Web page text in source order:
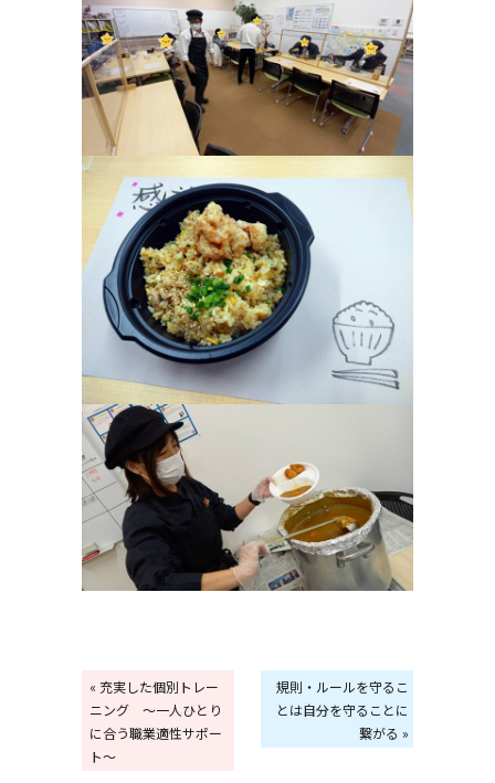
« 充実した個別トレー
ニング ～一人ひとり
に合う職業適性サポー
ト～
規則・ルールを守るこ
とは自分を守ることに
繋がる »